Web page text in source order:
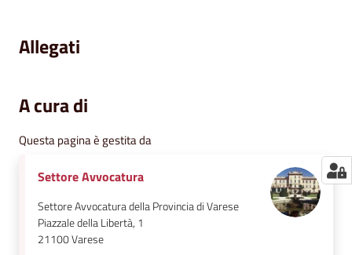
Allegati
A cura di
Questa pagina è gestita da
Settore Avvocatura
Settore Avvocatura della Provincia di Varese
Piazzale della Libertà, 1
21100Varese